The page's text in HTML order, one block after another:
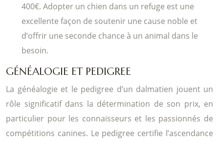
400€. Adopter un chien dans un refuge est une
excellente façon de soutenir une cause noble et
d’offrir une seconde chance à un animal dans le
besoin.
GÉNÉALOGIE ET PEDIGREE
La généalogie et le pedigree d’un dalmatien jouent un
rôle significatif dans la détermination de son prix, en
particulier pour les connaisseurs et les passionnés de
compétitions canines. Le pedigree certifie l’ascendance